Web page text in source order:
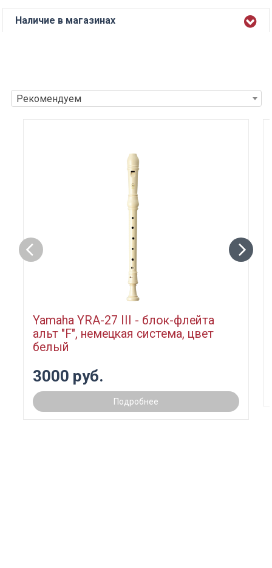
Наличие в магазинах
Рекомендуем
Yamaha YRA-27 III - блок-флейта
альт "F", немецкая система, цвет
белый
3000 руб.
Подробнее